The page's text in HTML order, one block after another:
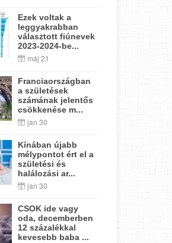
Ezek voltak a
leggyakrabban
választott fiúnevek
2023-2024-be...
máj 21
Franciaországban
a születések
számának jelentős
csökkenése m...
jan 30
Kínában újabb
mélypontot ért el a
születési és
halálozási ar...
jan 30
CSOK ide vagy
oda, decemberben
12 százalékkal
kevesebb baba ...